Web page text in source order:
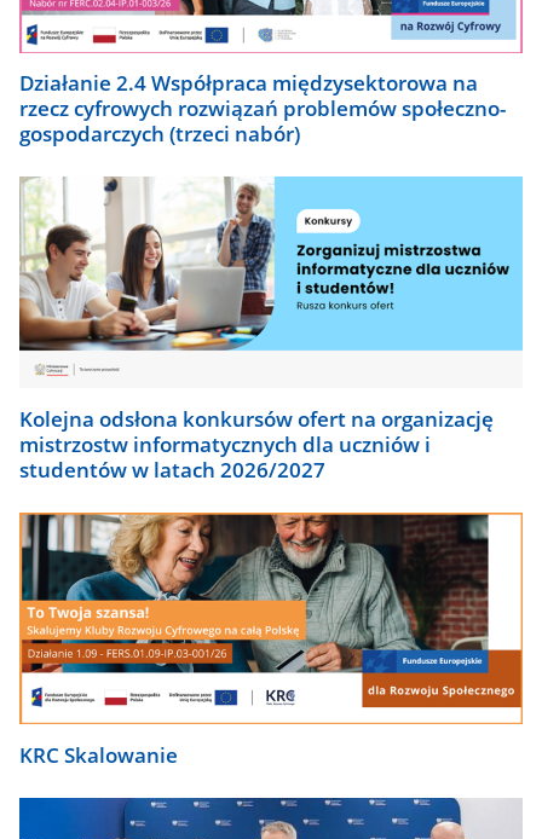
Działanie 2.4 Współpraca międzysektorowa na
rzecz cyfrowych rozwiązań problemów społeczno-
gospodarczych (trzeci nabór)
Kolejna odsłona konkursów ofert na organizację
mistrzostw informatycznych dla uczniów i
studentów w latach 2026/2027
KRC Skalowanie